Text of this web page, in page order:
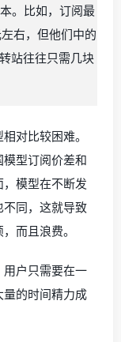
。比如，订阅最
右，但他们中的
站往往只需几块
对比较困难。
型订阅价差和
模型在不断发
同，这就导致
而且浪费。
户只需要在一
的时间精力成